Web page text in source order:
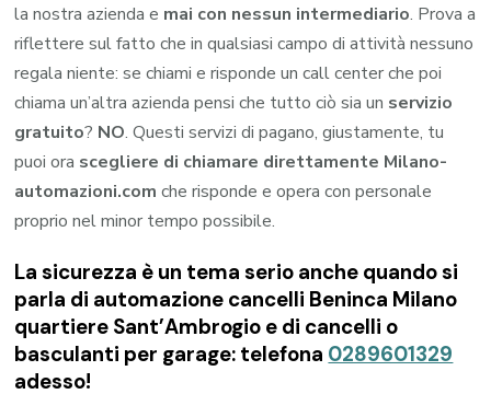
la nostra azienda e mai con nessun intermediario. Prova a
riflettere sul fatto che in qualsiasi campo di attività nessuno
regala niente: se chiami e risponde un call center che poi
chiama un’altra azienda pensi che tutto ciò sia un servizio
gratuito? NO. Questi servizi di pagano, giustamente, tu
puoi ora scegliere di chiamare direttamente Milano-
automazioni.com che risponde e opera con personale
proprio nel minor tempo possibile.
La sicurezza è un tema serio anche quando si
parla di automazione cancelli Beninca Milano
quartiere Sant’Ambrogio e di cancelli o
basculanti per garage: telefona 0289601329
adesso!